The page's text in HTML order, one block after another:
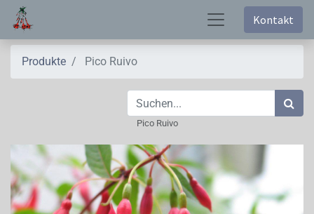
Kontakt
Produkte Pico Ruivo
Pico Ruivo